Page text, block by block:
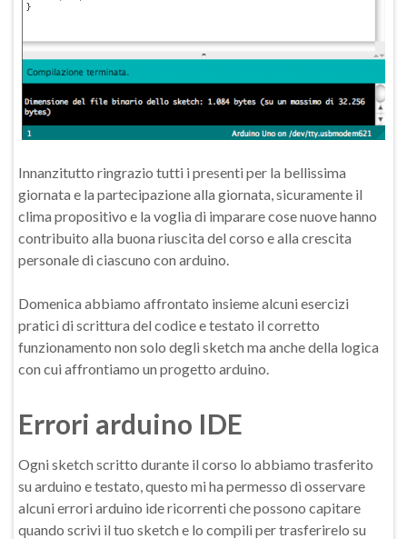
Innanzitutto ringrazio tutti i presenti per la bellissima
giornata e la partecipazione alla giornata, sicuramente il
clima propositivo e la voglia di imparare cose nuove hanno
contribuito alla buona riuscita del corso e alla crescita
personale di ciascuno con arduino.
Domenica abbiamo affrontato insieme alcuni esercizi
pratici di scrittura del codice e testato il corretto
funzionamento non solo degli sketch ma anche della logica
con cui affrontiamo un progetto arduino.
Errori arduino IDE
Ogni sketch scritto durante il corso lo abbiamo trasferito
su arduino e testato, questo mi ha permesso di osservare
alcuni errori arduino ide ricorrenti che possono capitare
quando scrivi il tuo sketch e lo compili per trasferirelo su